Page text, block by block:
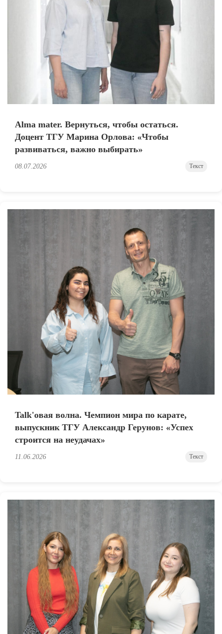
Alma mater. Вернуться, чтобы остаться.
Доцент ТГУ Марина Орлова: «Чтобы
развиваться, важно выбирать»
08.07.2026 Текст
Talk'овая волна. Чемпион мира по карате,
выпускник ТГУ Александр Герунов: «Успех
строится на неудачах»
11.06.2026 Текст